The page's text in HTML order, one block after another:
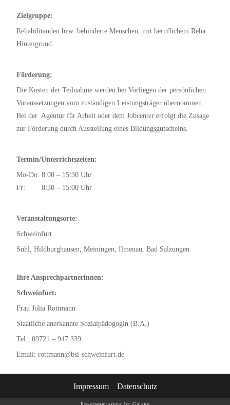
Zielgruppe:
Rehabilitanden bzw. behinderte Menschen mit beruflichem Reha
Hintergrund.
Förderung:
Die Kosten der Teilnahme werden bei Vorliegen der persönlichen
Voraussetzungen vom zuständigen Leistungsträger übernommen.
Bei der Agentur für Arbeit oder dem Jobcenter erfolgt die Zusage
zur Förderung durch Ausstellung eines Bildungsgutscheins.
Termin/Unterrichtszeiten:
Mo-Do: 8:00 – 15:30 Uhr
Fr: 8:30 – 15:00 Uhr
Veranstaltungsorte:
Schweinfurt
Suhl, Hildburghausen, Meiningen, Ilmenau, Bad Salzungen
Ihre Ansprechpartnerinnen:
Schweinfurt:
Frau Julia Rottmann
Staatliche anerkannte Sozialpädogogin (B.A.)
Tel.: 09721 – 947 339
Email: rottmann@bsi-schweinfurt.de
Impressum Datenschutz